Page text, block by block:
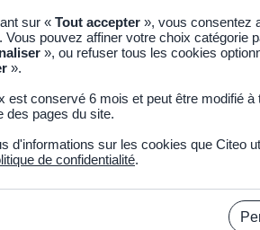
ECOJUNIOR
RÉSERVÉ AUX ENSEIGNANTS,
ABONNEMENT NUMÉRIQUE
sur « Tout accepter », vous consentez
Vous pouvez affiner votre choix catégorie
», ou refuser tous les cookies
».
est conservé 6 mois et peut être modifié
des pages du site.
d'informations sur les cookies que Citeo
de confidentialité.